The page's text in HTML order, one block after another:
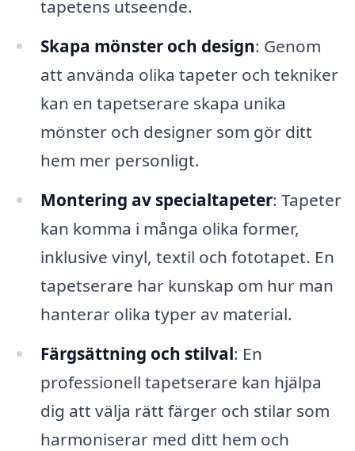
tapetens utseende.
Skapa mönster och design: Genom
att använda olika tapeter och tekniker
kan en tapetserare skapa unika
mönster och designer som gör ditt
hem mer personligt.
Montering av specialtapeter: Tapeter
kan komma i många olika former,
inklusive vinyl, textil och fototapet. En
tapetserare har kunskap om hur man
hanterar olika typer av material.
Färgsättning och stilval: En
professionell tapetserare kan hjälpa
dig att välja rätt färger och stilar som
harmoniserar med ditt hem och